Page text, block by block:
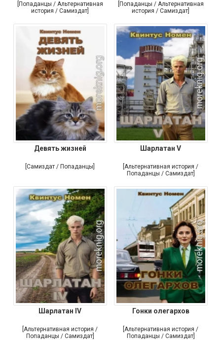
[Попаданцы / Альтернативная
история / Самиздат]
[Попаданцы / Альтернативная
история / Самиздат]
Девять жизней
[Самиздат / Попаданцы]
Шарлатан V
[Альтернативная история /
Попаданцы / Самиздат]
Шарлатан IV
[Альтернативная история /
Попаданцы / Самиздат]
Гонки олегархов
[Альтернативная история /
Попаданцы / Самиздат]